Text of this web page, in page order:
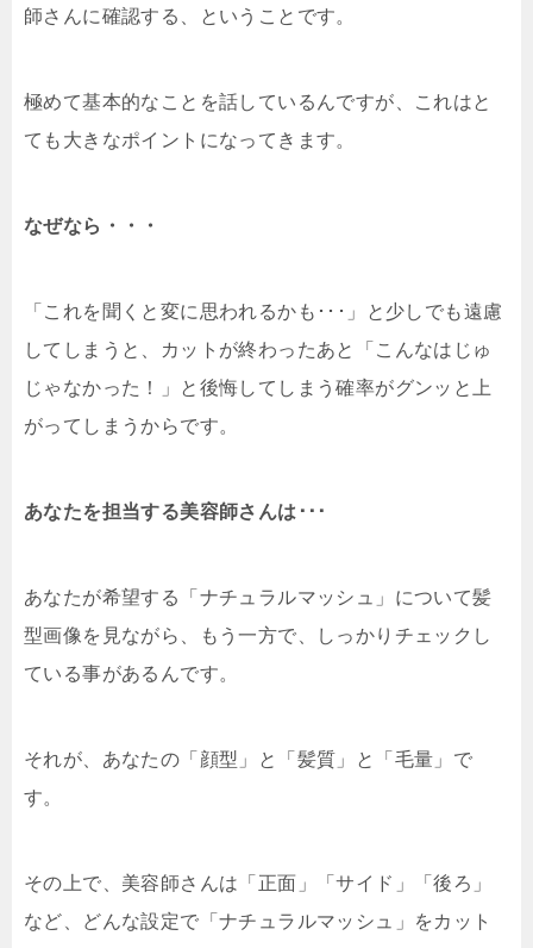
師さんに確認する、ということです。
極めて基本的なことを話しているんですが、これはと
ても大きなポイントになってきます。
なぜなら・・・
「これを聞くと変に思われるかも･･･」と少しでも遠慮
してしまうと、カットが終わったあと「こんなはじゅ
じゃなかった！」と後悔してしまう確率がグンッと上
がってしまうからです。
あなたを担当する美容師さんは･･･
あなたが希望する「ナチュラルマッシュ」について髪
型画像を見ながら、もう一方で、しっかりチェックし
ている事があるんです。
それが、あなたの「顔型」と「髪質」と「毛量」で
す。
その上で、美容師さんは「正面」「サイド」「後ろ」
など、どんな設定で「ナチュラルマッシュ」をカット